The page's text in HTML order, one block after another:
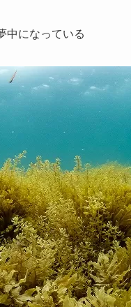
中になっている